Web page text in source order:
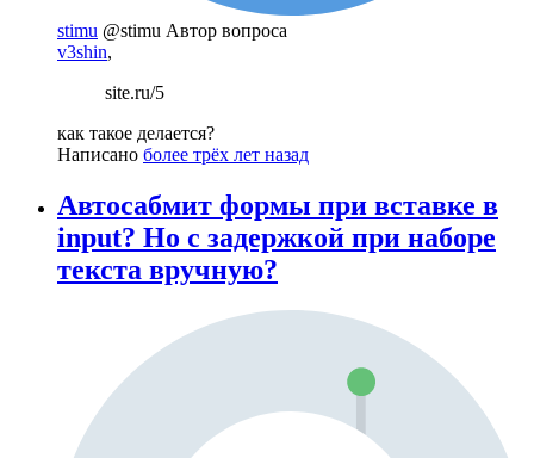
stimu @stimu Автор вопроса
v3shin,
site.ru/5
как такое делается?
Написано более трёх лет назад
Автосабмит формы при вставке в
input? Но с задержкой при наборе
текста вручную?